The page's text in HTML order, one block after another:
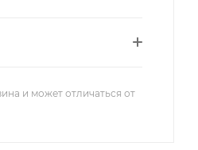
и может отличаться от